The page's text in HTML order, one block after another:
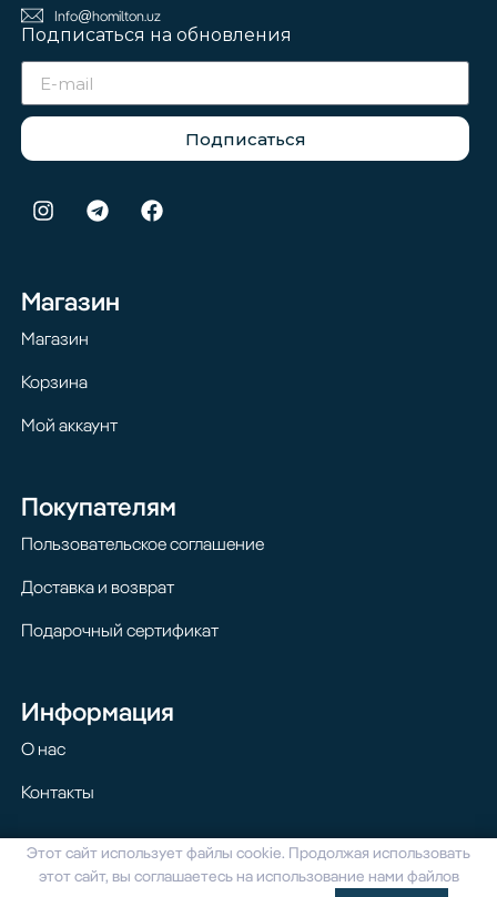
Info@homilton.uz
Подписаться на обновления
Подписаться
Магазин
Магазин
Корзина
Мой аккаунт
Покупателям
Пользовательское соглашение
Доставка и возврат
Подарочный сертификат
Информация
О нас
Контакты
© 2024 Homilton. Все права защищены
Этот сайт использует файлы cookie. Продолжая использовать
этот сайт, вы соглашаетесь на использование нами файлов